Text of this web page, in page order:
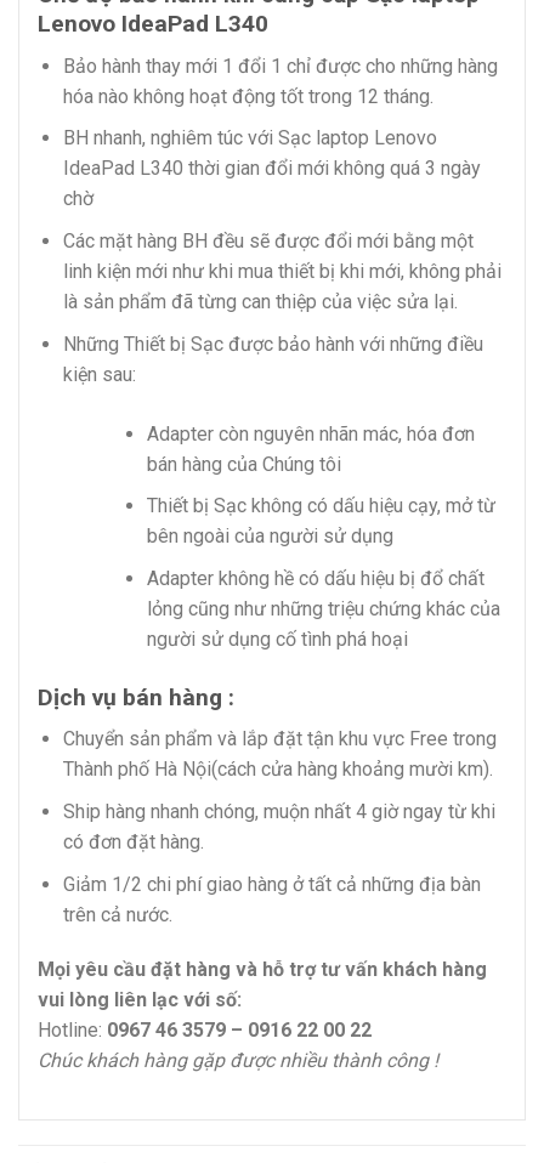
Lenovo IdeaPad L340
Bảo hành thay mới 1 đổi 1 chỉ được cho những hàng
hóa nào không hoạt động tốt trong 12 tháng.
BH nhanh, nghiêm túc với Sạc laptop Lenovo
IdeaPad L340 thời gian đổi mới không quá 3 ngày
chờ
Các mặt hàng BH đều sẽ được đổi mới bằng một
linh kiện mới như khi mua thiết bị khi mới, không phải
là sản phẩm đã từng can thiệp của việc sửa lại.
Những Thiết bị Sạc được bảo hành với những điều
kiện sau:
Adapter còn nguyên nhãn mác, hóa đơn
bán hàng của Chúng tôi
Thiết bị Sạc không có dấu hiệu cạy, mở từ
bên ngoài của người sử dụng
Adapter không hề có dấu hiệu bị đổ chất
lỏng cũng như những triệu chứng khác của
người sử dụng cố tình phá hoại
Dịch vụ bán hàng :
Chuyển sản phẩm và lắp đặt tận khu vực Free trong
Thành phố Hà Nội(cách cửa hàng khoảng mười km).
Ship hàng nhanh chóng, muộn nhất 4 giờ ngay từ khi
có đơn đặt hàng.
Giảm 1/2 chi phí giao hàng ở tất cả những địa bàn
trên cả nước.
Mọi yêu cầu đặt hàng và hỗ trợ tư vấn khách hàng
vui lòng liên lạc với số:
Hotline: 0967 46 3579 – 0916 22 00 22
Chúc khách hàng gặp được nhiều thành công !